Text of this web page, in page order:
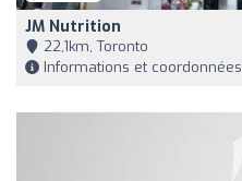
JM Nutrition
22,1km, Toronto
Informations et coordonnées